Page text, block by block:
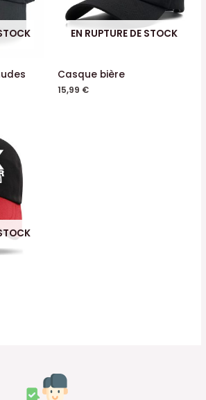
EN RUPTURE DE STOCK
Casque bière
15,99 €